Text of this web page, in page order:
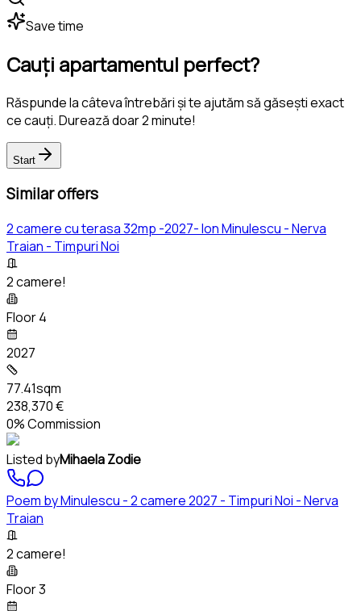
Save time
Cauți apartamentul perfect?
Răspunde la câteva întrebări și te ajutăm să găsești exact
ce cauți. Durează doar 2 minute!
Start
Similar offers
2 camere cu terasa 32mp -2027- Ion Minulescu - Nerva
Traian - Timpuri Noi
2 camere!
Floor 4
2027
77.41sqm
238,370 €
0% Commission
Listed byMihaela Zodie
Poem by Minulescu - 2 camere 2027 - Timpuri Noi - Nerva
Traian
2 camere!
Floor 3